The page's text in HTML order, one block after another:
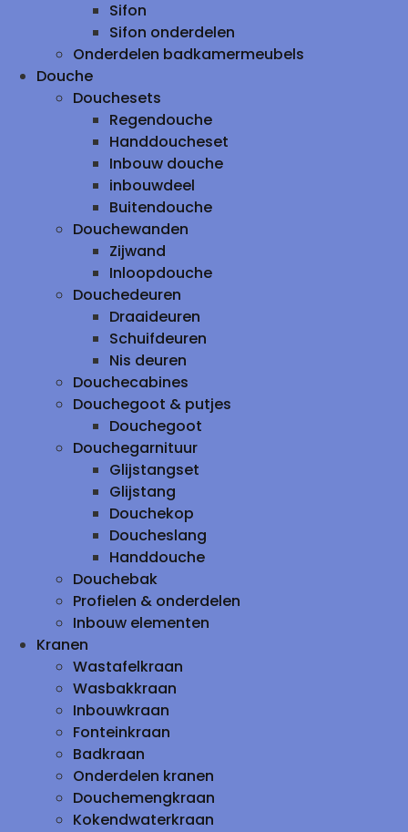
Sifon
Sifon onderdelen
Onderdelen badkamermeubels
Douche
Douchesets
Regendouche
Handdoucheset
Inbouw douche
inbouwdeel
Buitendouche
Douchewanden
Zijwand
Inloopdouche
Douchedeuren
Draaideuren
Schuifdeuren
Nis deuren
Douchecabines
Douchegoot & putjes
Douchegoot
Douchegarnituur
Glijstangset
Glijstang
Douchekop
Doucheslang
Handdouche
Douchebak
Profielen & onderdelen
Inbouw elementen
Kranen
Wastafelkraan
Wasbakkraan
Inbouwkraan
Fonteinkraan
Badkraan
Onderdelen kranen
Douchemengkraan
Kokendwaterkraan